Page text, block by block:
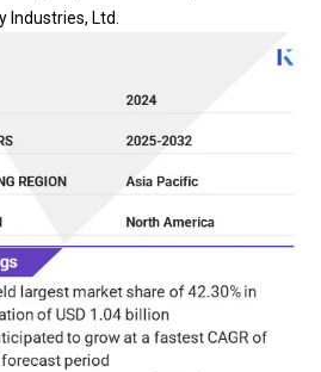
Industries, Ltd.